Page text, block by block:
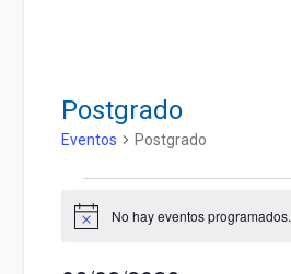
Postgrado
Eventos Postgrado
en
Agosto
Aviso No hay eventos programados.